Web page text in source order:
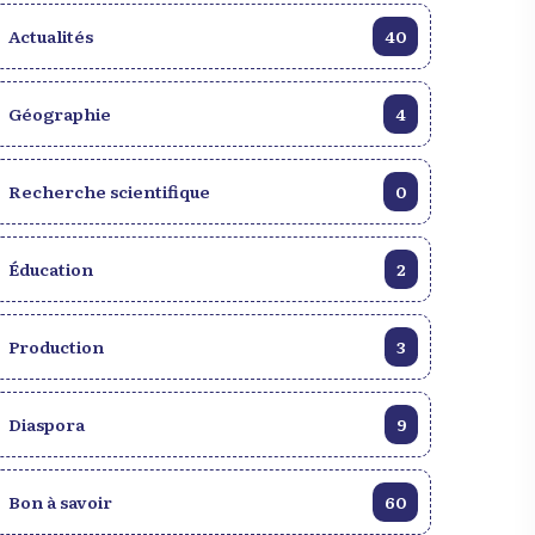
Monsieur Pitié vous avez un bel avenir
Charles, le livre est disponible chez les
Actualités 40
Géographie 4
Recherche scientifique 0
Éducation 2
Production 3
Diaspora 9
Bon à savoir 60